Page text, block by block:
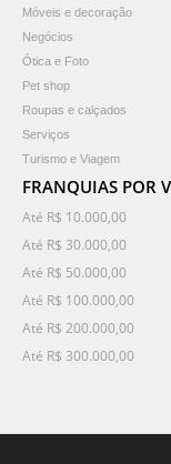
Móveis e decoração
Negócios
Ótica e Foto
Pet shop
Roupas e calçados
Serviços
Turismo e Viagem
FRANQUIAS POR
Até R$ 10.000,00
Até R$ 30.000,00
Até R$ 50.000,00
Até R$ 100.000,00
Até R$ 200.000,00
Até R$ 300.000,00